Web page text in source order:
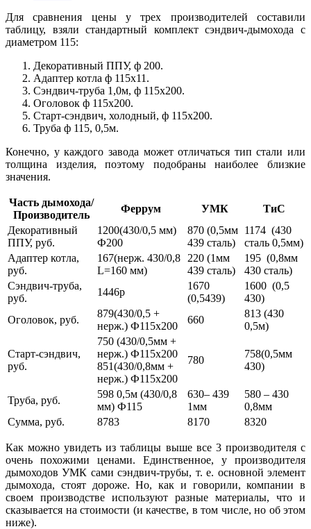
Для сравнения цены у трех производителей составили
таблицу, взяли стандартный комплект сэндвич-дымохода с
диаметром 115:
Декоративный ППУ, ф 200.
Адаптер котла ф 115х11.
Сэндвич-труба 1,0м, ф 115х200.
Оголовок ф 115х200.
Старт-сэндвич, холодный, ф 115х200.
Труба ф 115, 0,5м.
Конечно, у каждого завода может отличаться тип стали или
толщина изделия, поэтому подобраны наиболее близкие
значения.
Часть дымохода/
Производитель
Феррум УМК
ТиС
Декоративный
ППУ, руб.
1200(430/0,5 мм)
Ф200
870 (0,5мм
439 сталь)
1174 (430
сталь 0,5мм)
Адаптер котла,
руб.
167(нерж. 430/0,8
L=160 мм)
220 (1мм
439 сталь)
195 (0,8мм
430 сталь)
Сэндвич-труба,
руб.
1446р
1670
(0,5439)
1600 (0,5
430)
Оголовок, руб.
879(430/0,5 +
нерж.) Ф115х200
660
813 (430
0,5м)
Старт-сэндвич,
руб.
750 (430/0,5мм +
нерж.) Ф115х200
851(430/0,8мм +
нерж.) Ф115х200
780
758(0,5мм
430)
Труба, руб.
598 0,5м (430/0,8
мм) Ф115
630– 439
1мм
580 – 430
0,8мм
Сумма, руб.
8783 8170 8320
Как можно увидеть из таблицы выше все 3 производителя с
очень похожими ценами. Единственное, у производителя
дымоходов УМК сами сэндвич-трубы, т. е. основной элемент
дымохода, стоят дороже. Но, как и говорили, компании в
своем производстве используют разные материалы, что и
сказывается на стоимости (и качестве, в том числе, но об этом
ниже).